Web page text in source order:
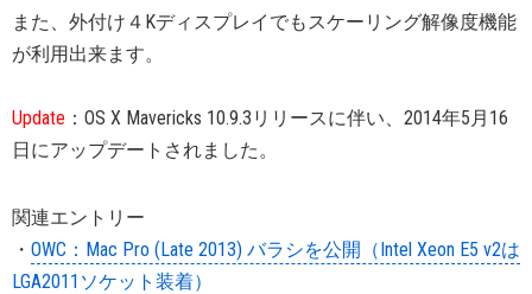
また、外付け４Kディスプレイでもスケーリング解像度機能
が利用出来ます。
Update ：OS X Mavericks 10.9.3リリースに伴い、2014年5月16
日にアップデートされました。
関連エントリー
・ OWC：Mac Pro (Late 2013) バラシを公開（Intel Xeon E5 v2は
LGA2011ソケット装着）